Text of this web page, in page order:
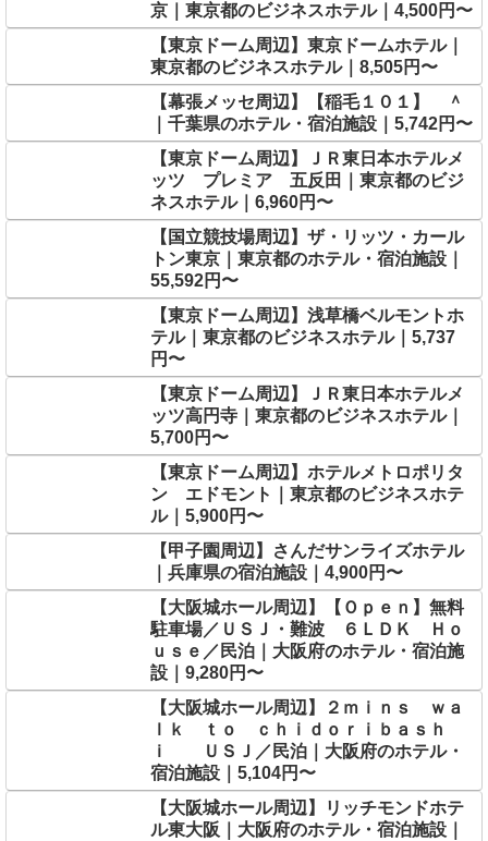
京｜東京都のビジネスホテル｜4,500円〜
【東京ドーム周辺】東京ドームホテル｜
東京都のビジネスホテル｜8,505円〜
【幕張メッセ周辺】【稲毛１０１】 ＾
｜千葉県のホテル・宿泊施設｜5,742円〜
【東京ドーム周辺】ＪＲ東日本ホテルメ
ッツ プレミア 五反田｜東京都のビジ
ネスホテル｜6,960円〜
【国立競技場周辺】ザ・リッツ・カール
トン東京｜東京都のホテル・宿泊施設｜
55,592円〜
【東京ドーム周辺】浅草橋ベルモントホ
テル｜東京都のビジネスホテル｜5,737
円〜
【東京ドーム周辺】ＪＲ東日本ホテルメ
ッツ高円寺｜東京都のビジネスホテル｜
5,700円〜
【東京ドーム周辺】ホテルメトロポリタ
ン エドモント｜東京都のビジネスホテ
ル｜5,900円〜
【甲子園周辺】さんだサンライズホテル
｜兵庫県の宿泊施設｜4,900円〜
【大阪城ホール周辺】【Ｏｐｅｎ】無料
駐車場／ＵＳＪ・難波 ６ＬＤＫ Ｈｏ
ｕｓｅ／民泊｜大阪府のホテル・宿泊施
設｜9,280円〜
【大阪城ホール周辺】２ｍｉｎｓ ｗａ
ｌｋ ｔｏ ｃｈｉｄｏｒｉｂａｓｈ
ｉ ＵＳＪ／民泊｜大阪府のホテル・
宿泊施設｜5,104円〜
【大阪城ホール周辺】リッチモンドホテ
ル東大阪｜大阪府のホテル・宿泊施設｜